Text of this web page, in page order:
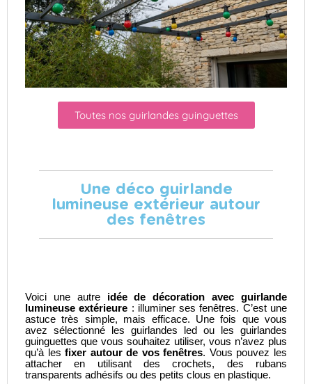
Toutes nos guirlandes guinguettes
Une déco guirlande
lumineuse extérieur autour
des fenêtres
Voici une autre idée de décoration avec guirlande
lumineuse extérieure : illuminer ses fenêtres. C’est une
astuce très simple, mais efficace. Une fois que vous
avez sélectionné les guirlandes led ou les guirlandes
guinguettes que vous souhaitez utiliser, vous n’avez plus
qu’à lesfixer autour de vos fenêtres. Vous pouvez les
attacher en utilisant des crochets, des rubans
transparents adhésifs ou des petits clous en plastique.